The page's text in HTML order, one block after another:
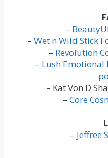
–
– Wet n Wild Stick
– Revolution
– Lush
– Kat Von D
– Core
– Jeffree